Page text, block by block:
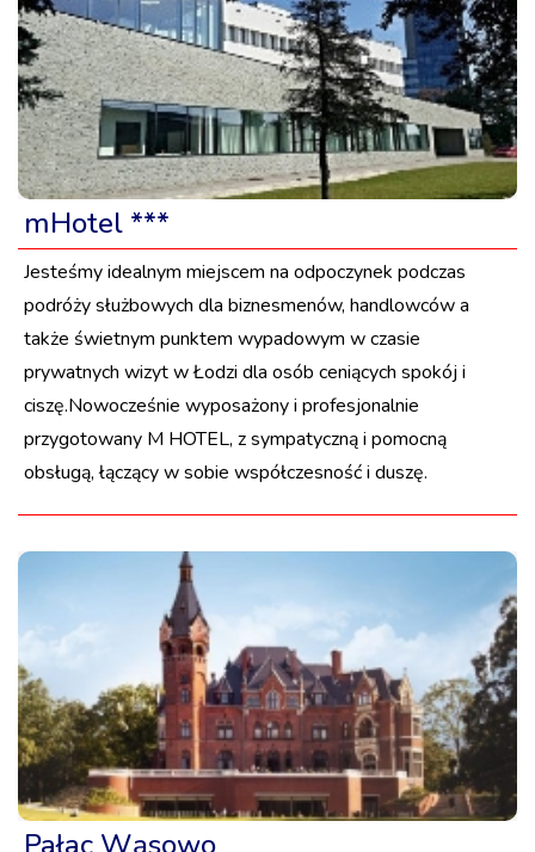
mHotel ***
Jesteśmy idealnym miejscem na odpoczynek podczas
podróży służbowych dla biznesmenów, handlowców a
także świetnym punktem wypadowym w czasie
prywatnych wizyt w Łodzi dla osób ceniących spokój i
ciszę.Nowocześnie wyposażony i profesjonalnie
przygotowany M HOTEL, z sympatyczną i pomocną
obsługą, łączący w sobie współczesność i duszę.